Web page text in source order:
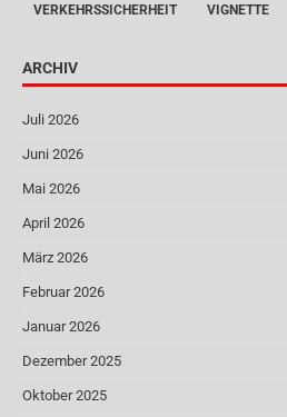
VERKEHRSSICHERHEIT VIGNETTE
ARCHIV
Juli 2026
Juni 2026
Mai 2026
April 2026
März 2026
Februar 2026
Januar 2026
Dezember 2025
Oktober 2025